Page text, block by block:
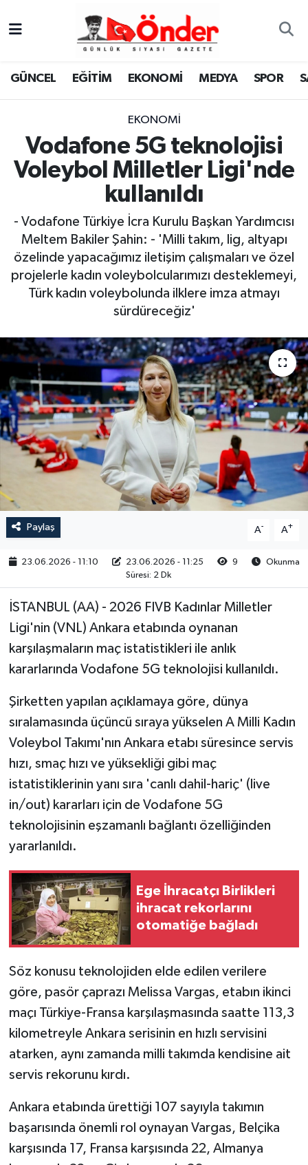
GÜNCEL EĞİTİM EKONOMİ MEDYA SPOR
EKONOMİ
Vodafone 5G teknolojisi
Voleybol Milletler Ligi'nde
kullanıldı
- Vodafone Türkiye İcra Kurulu Başkan Yardımcısı
Meltem Bakiler Şahin: - 'Milli takım, lig, altyapı
özelinde yapacağımız iletişim çalışmaları ve özel
projelerle kadın voleybolcularımızı desteklemeyi,
Türk kadın voleybolunda ilklere imza atmayı
sürdüreceğiz'
Paylaş A- A+
23.06.2026 - 11:10 23.06.2026 - 11:25 9
Okunma
Süresi: 2 Dk
İSTANBUL (AA) - 2026 FIVB Kadınlar Milletler
Ligi'nin (VNL) Ankara etabında oynanan
karşılaşmaların maç istatistikleri ile anlık
kararlarında Vodafone 5G teknolojisi kullanıldı.
Şirketten yapılan açıklamaya göre, dünya
sıralamasında üçüncü sıraya yükselen A Milli Kadın
Voleybol Takımı'nın Ankara etabı süresince servis
hızı, smaç hızı ve yüksekliği gibi maç
istatistiklerinin yanı sıra 'canlı dahil-hariç' (live
in/out) kararları için de Vodafone 5G
teknolojisinin eşzamanlı bağlantı özelliğinden
yararlanıldı.
Ege İhracatçı Birlikleri
ihracat rekorlarını
otomatiğe bağladı
Söz konusu teknolojiden elde edilen verilere
göre, pasör çaprazı Melissa Vargas, etabın ikinci
maçı Türkiye-Fransa karşılaşmasında saatte 113,3
kilometreyle Ankara serisinin en hızlı servisini
atarken, aynı zamanda milli takımda kendisine ait
servis rekorunu kırdı.
Ankara etabında ürettiği 107 sayıyla takımın
başarısında önemli rol oynayan Vargas, Belçika
karşısında 17, Fransa karşısında 22, Almanya
GÜNCEL
MEDYA
SAĞLIK
KÜLTÜR-SANAT
YAŞAM
Zonguldak Nöbetçi Eczaneler
Zonguldak Namaz Vakitleri
Zonguldak Trafik Yoğunluk Haritası
TFF 3.Lig 4.Grup Puan Durumu ve Fikstür
Tüm Manşetler
Son Dakika Haberleri
Haber Arşivi